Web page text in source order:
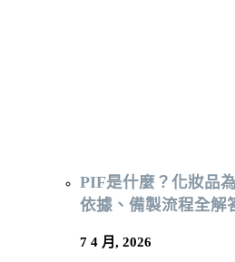
PIF是什麼？化妝品
依據、備製流程全解
7 4 月, 2026